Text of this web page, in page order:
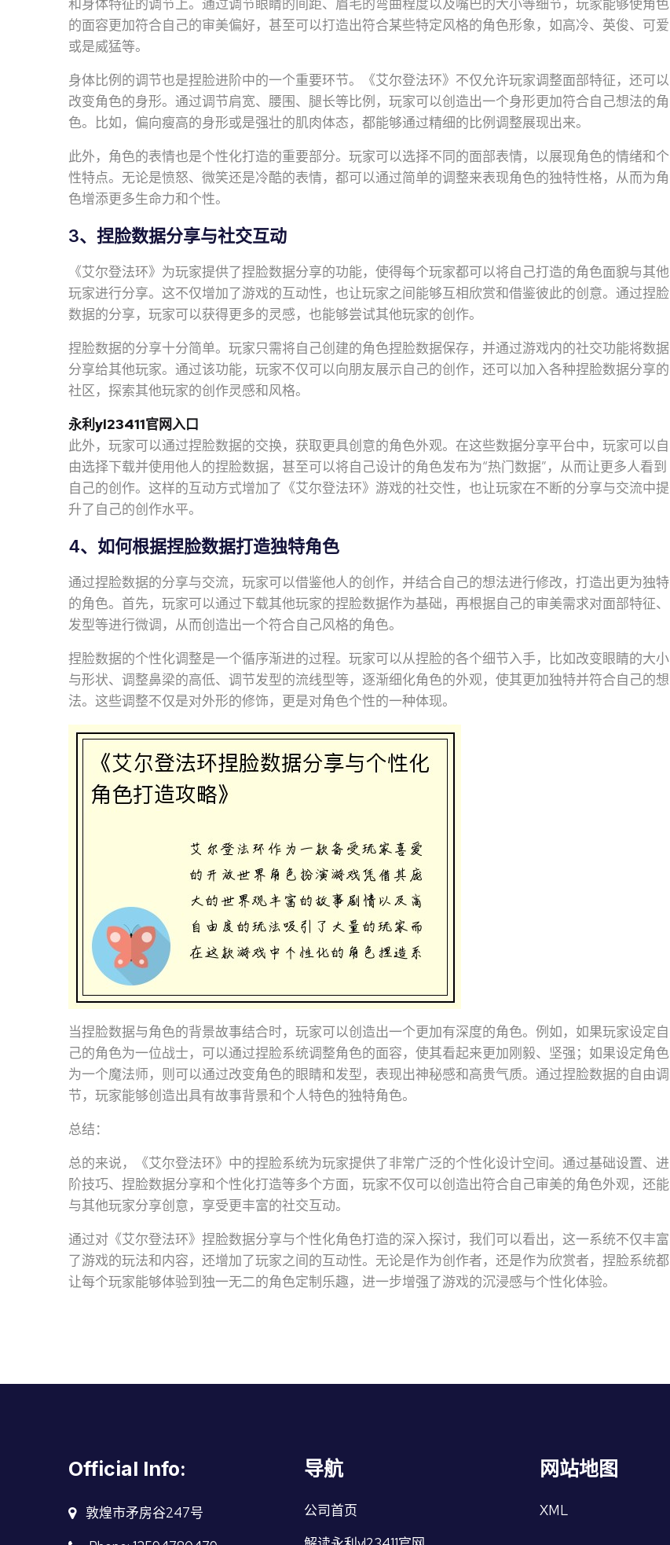
和身体特征的调节上。通过调节眼睛的间距、眉毛的弯曲程度以及嘴巴的大小等细节，玩家能够使角色
的面容更加符合自己的审美偏好，甚至可以打造出符合某些特定风格的角色形象，如高冷、英俊、可爱
或是威猛等。
身体比例的调节也是捏脸进阶中的一个重要环节。《艾尔登法环》不仅允许玩家调整面部特征，还可以
改变角色的身形。通过调节肩宽、腰围、腿长等比例，玩家可以创造出一个身形更加符合自己想法的角
色。比如，偏向瘦高的身形或是强壮的肌肉体态，都能够通过精细的比例调整展现出来。
此外，角色的表情也是个性化打造的重要部分。玩家可以选择不同的面部表情，以展现角色的情绪和个
性特点。无论是愤怒、微笑还是冷酷的表情，都可以通过简单的调整来表现角色的独特性格，从而为角
色增添更多生命力和个性。
3、捏脸数据分享与社交互动
《艾尔登法环》为玩家提供了捏脸数据分享的功能，使得每个玩家都可以将自己打造的角色面貌与其他
玩家进行分享。这不仅增加了游戏的互动性，也让玩家之间能够互相欣赏和借鉴彼此的创意。通过捏脸
数据的分享，玩家可以获得更多的灵感，也能够尝试其他玩家的创作。
捏脸数据的分享十分简单。玩家只需将自己创建的角色捏脸数据保存，并通过游戏内的社交功能将数据
分享给其他玩家。通过该功能，玩家不仅可以向朋友展示自己的创作，还可以加入各种捏脸数据分享的
社区，探索其他玩家的创作灵感和风格。
永利yl23411官网入口
此外，玩家可以通过捏脸数据的交换，获取更具创意的角色外观。在这些数据分享平台中，玩家可以自
由选择下载并使用他人的捏脸数据，甚至可以将自己设计的角色发布为“热门数据”，从而让更多人看到
自己的创作。这样的互动方式增加了《艾尔登法环》游戏的社交性，也让玩家在不断的分享与交流中提
升了自己的创作水平。
4、如何根据捏脸数据打造独特角色
通过捏脸数据的分享与交流，玩家可以借鉴他人的创作，并结合自己的想法进行修改，打造出更为独特
的角色。首先，玩家可以通过下载其他玩家的捏脸数据作为基础，再根据自己的审美需求对面部特征、
发型等进行微调，从而创造出一个符合自己风格的角色。
捏脸数据的个性化调整是一个循序渐进的过程。玩家可以从捏脸的各个细节入手，比如改变眼睛的大小
与形状、调整鼻梁的高低、调节发型的流线型等，逐渐细化角色的外观，使其更加独特并符合自己的想
法。这些调整不仅是对外形的修饰，更是对角色个性的一种体现。
当捏脸数据与角色的背景故事结合时，玩家可以创造出一个更加有深度的角色。例如，如果玩家设定自
己的角色为一位战士，可以通过捏脸系统调整角色的面容，使其看起来更加刚毅、坚强；如果设定角色
为一个魔法师，则可以通过改变角色的眼睛和发型，表现出神秘感和高贵气质。通过捏脸数据的自由调
节，玩家能够创造出具有故事背景和个人特色的独特角色。
总结：
总的来说，《艾尔登法环》中的捏脸系统为玩家提供了非常广泛的个性化设计空间。通过基础设置、进
阶技巧、捏脸数据分享和个性化打造等多个方面，玩家不仅可以创造出符合自己审美的角色外观，还能
与其他玩家分享创意，享受更丰富的社交互动。
通过对《艾尔登法环》捏脸数据分享与个性化角色打造的深入探讨，我们可以看出，这一系统不仅丰富
了游戏的玩法和内容，还增加了玩家之间的互动性。无论是作为创作者，还是作为欣赏者，捏脸系统都
让每个玩家能够体验到独一无二的角色定制乐趣，进一步增强了游戏的沉浸感与个性化体验。
Official Info:
敦煌市矛房谷247号
导航
公司首页
网站地图
XML